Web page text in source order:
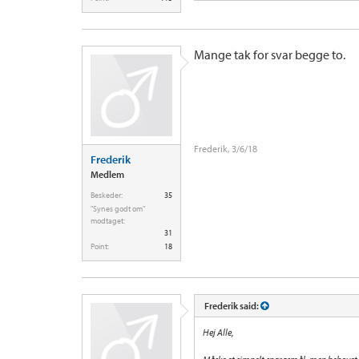
Frederik
Medlem
Beskeder:
35
"Synes godt om"
modtaget:
31
Point:
18
Mange tak for svar begge to.
Frederik, 3/6/18
Frederik said:
Hej Alle,